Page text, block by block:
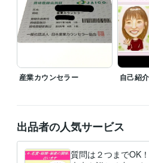
3級ファイナンシャルプランニング技
婚活アドバイザー 取得年 : 2019年
産業カウンセラー 取得年 : 2021年
2級ファイナンシャルプランニング技能
メンタルヘルスマネジメント検定(Ⅱ
日商簿記3級 取得年 : 2022年
オートデスク認定ユーザー(Auto CAD)
に関するお話の傾聴&助言
お仕事に関
悩み相談 傾聴 チャット 話し相手
恋愛
占い タロット占いでもやもやした状況
産業カウンセラー 自己紹
出品者の人気サービス
質問は２つまでOK